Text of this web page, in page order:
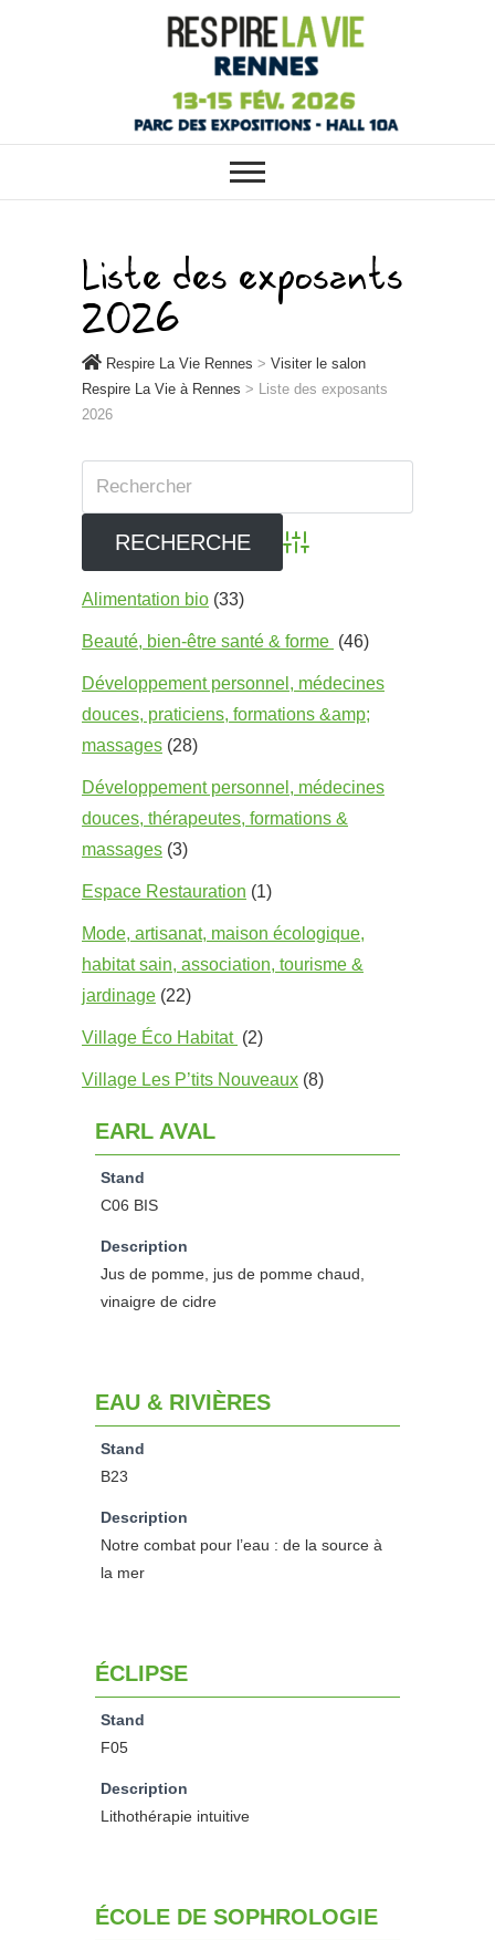
Respire La Vie
Rennes
RESPIRE LA VIE RENNES :
VOTRE SALON ÉCOLO, BIO,
BIEN-ÊTRE ET HABITAT SAIN À
Liste des exposants
2026
Respire La Vie Rennes > Visiter le salon
Respire La Vie à Rennes > Liste des exposants
2026
Advanced Search
Alimentation bio (33)
Beauté, bien-être santé & forme (46)
Développement personnel, médecines
douces, praticiens, formations &amp;
massages (28)
Développement personnel, médecines
douces, thérapeutes, formations &
massages (3)
Espace Restauration (1)
Mode, artisanat, maison écologique,
habitat sain, association, tourisme &
jardinage (22)
Village Éco Habitat (2)
Village Les P’tits Nouveaux (8)
EARL AVAL
Stand
C06 BIS
Description
Jus de pomme, jus de pomme chaud,
vinaigre de cidre
EAU & RIVIÈRES
Stand
B23
Description
Notre combat pour l’eau : de la source à
la mer
ÉCLIPSE
Stand
F05
Description
Lithothérapie intuitive
ÉCOLE DE SOPHROLOGIE